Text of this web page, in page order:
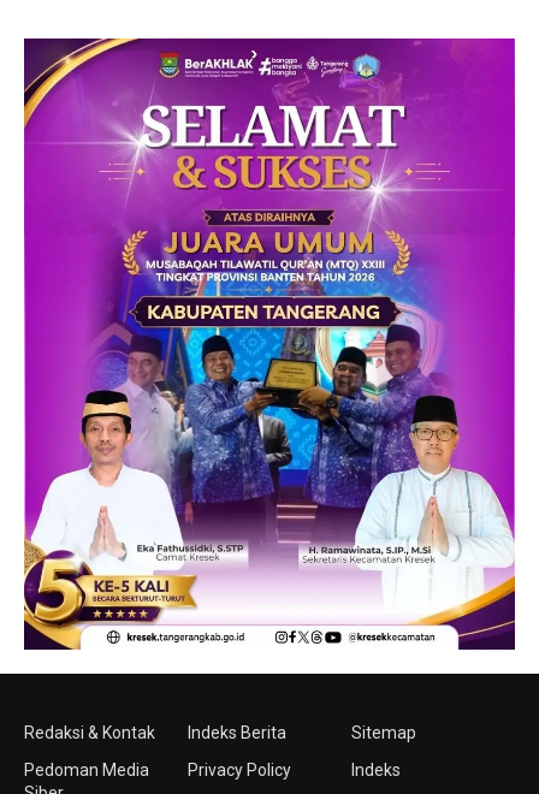
Redaksi & Kontak
Pedoman Media
Indeks Berita
Privacy Policy
Sitemap
Indeks